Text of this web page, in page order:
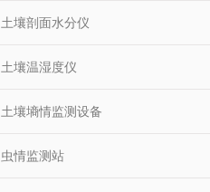
土壤剖面水分仪
土壤温湿度仪
土壤墒情监测设备
虫情监测站